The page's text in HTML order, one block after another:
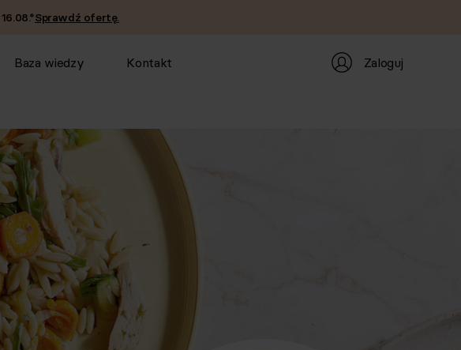
16.08.*Sprawdź ofertę.
Baza wiedzy Kontakt Zaloguj